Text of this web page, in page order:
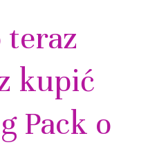
kupić
Pack o